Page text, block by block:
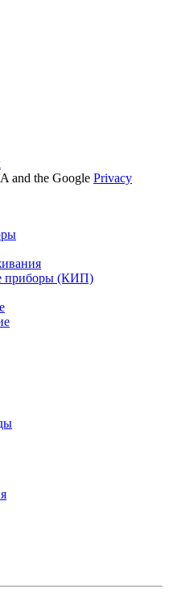
and the Google Privacy
приборы (КИП)